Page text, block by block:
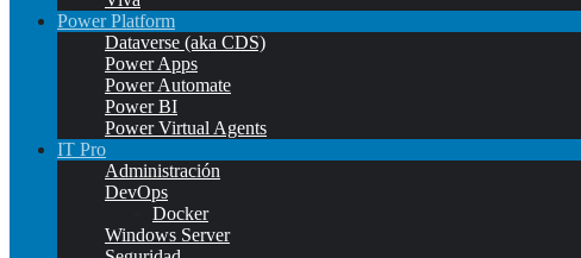
Power Platform
Dataverse (aka CDS)
Power Apps
Power Automate
Power BI
Power Virtual Agents
IT Pro
Administración
DevOps
Docker
Windows Server